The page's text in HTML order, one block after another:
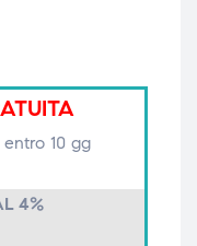
10 gg
4%